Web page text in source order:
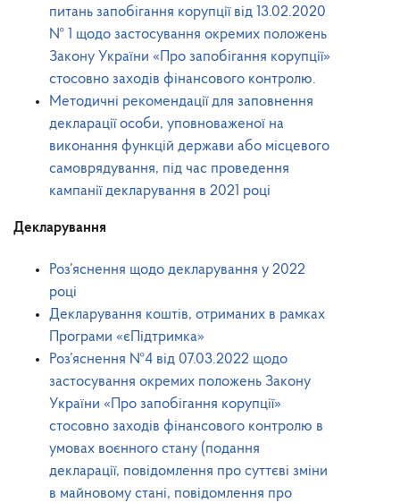
питань запобігання корупції від 13.02.2020
№ 1 щодо застосування окремих положень
Закону України «Про запобігання корупції»
стосовно заходів фінансового контролю.
Методичні рекомендації для заповнення
декларації особи, уповноваженої на
виконання функцій держави або місцевого
самоврядування, під час проведення
кампанії декларування в 2021 році
Декларування
Роз’яснення щодо декларування у 2022
році
Декларування коштів, отриманих в рамках
Програми «єПідтримка»
Роз’яснення №4 від 07.03.2022 щодо
застосування окремих положень Закону
України «Про запобігання корупції»
стосовно заходів фінансового контролю в
умовах воєнного стану (подання
декларації, повідомлення про суттєві зміни
в майновому стані, повідомлення про